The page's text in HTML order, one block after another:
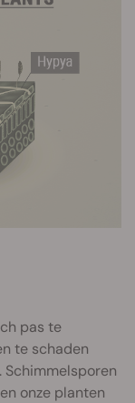
pas te
te schaden
onze planten